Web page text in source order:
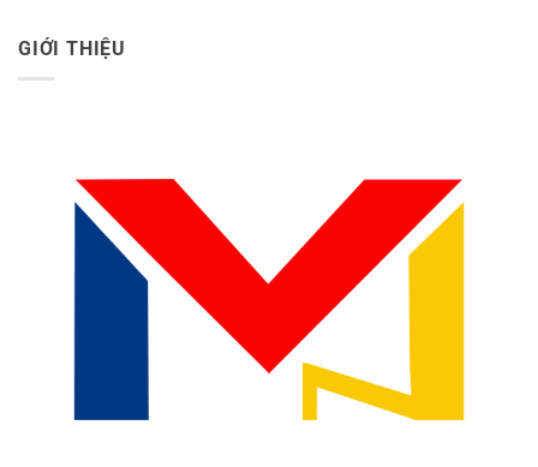
GIỚI THIỆU